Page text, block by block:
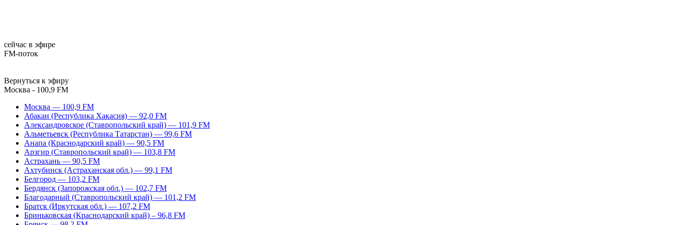
сейчас в эфире
FM-поток
Вернуться к эфиру
Москва - 100,9 FM
Москва — 100,9 FM
Абакан (Республика Хакасия) — 92,0 FM
Александровское (Ставропольский край) — 101,9 FM
Альметьевск (Республика Татарстан) — 99,6 FM
Анапа (Краснодарский край) — 90,5 FM
Арзгир (Ставропольский край) — 103,8 FM
Астрахань — 90,5 FM
Ахтубинск (Астраханская обл.) — 99,1 FM
Белгород — 103,2 FM
Бердянск (Запорожская обл.) — 102,7 FM
Благодарный (Ставропольский край) — 101,2 FM
Братск (Иркутская обл.) — 107,2 FM
Бриньковская (Краснодарский край) – 96,8 FM